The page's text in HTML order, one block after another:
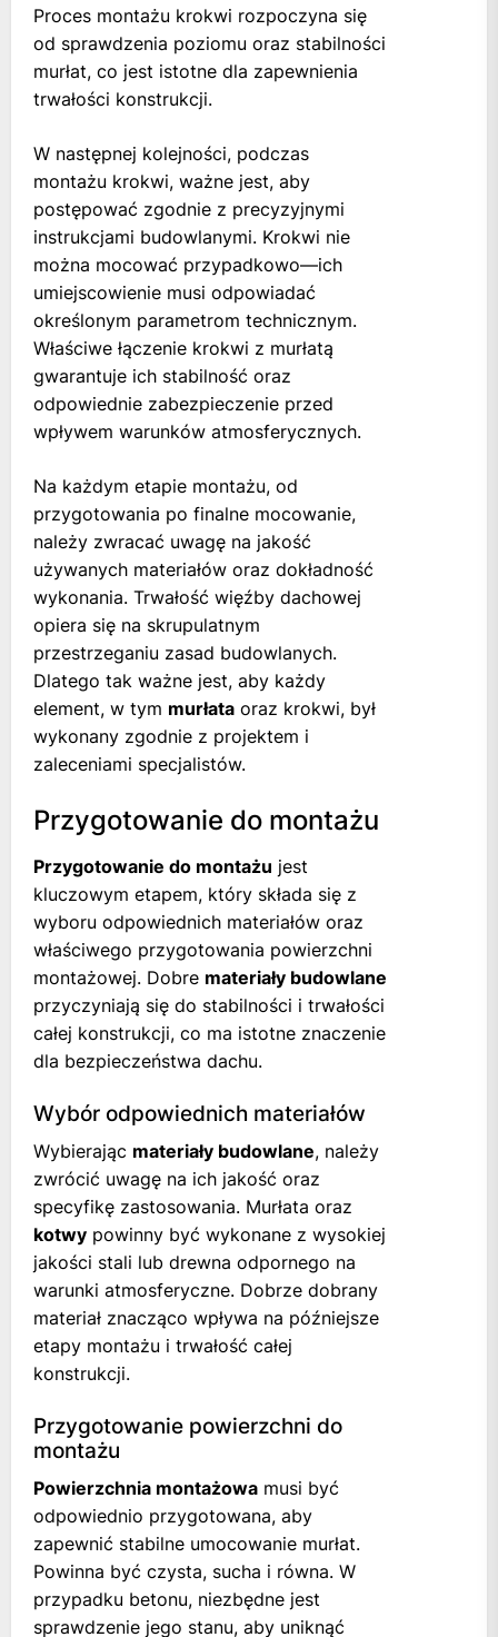
Proces montażu krokwi rozpoczyna się
od sprawdzenia poziomu oraz stabilności
murłat, co jest istotne dla zapewnienia
trwałości konstrukcji.
W następnej kolejności, podczas
montażu krokwi, ważne jest, aby
postępować zgodnie z precyzyjnymi
instrukcjami budowlanymi. Krokwi nie
można mocować przypadkowo—ich
umiejscowienie musi odpowiadać
określonym parametrom technicznym.
Właściwe łączenie krokwi z murłatą
gwarantuje ich stabilność oraz
odpowiednie zabezpieczenie przed
wpływem warunków atmosferycznych.
Na każdym etapie montażu, od
przygotowania po finalne mocowanie,
należy zwracać uwagę na jakość
używanych materiałów oraz dokładność
wykonania. Trwałość więźby dachowej
opiera się na skrupulatnym
przestrzeganiu zasad budowlanych.
Dlatego tak ważne jest, aby każdy
element, w tym murłata oraz krokwi, był
wykonany zgodnie z projektem i
zaleceniami specjalistów.
Przygotowanie do montażu
Przygotowanie do montażu jest
kluczowym etapem, który składa się z
wyboru odpowiednich materiałów oraz
właściwego przygotowania powierzchni
montażowej. Dobre materiały budowlane
przyczyniają się do stabilności i trwałości
całej konstrukcji, co ma istotne znaczenie
dla bezpieczeństwa dachu.
Wybór odpowiednich materiałów
Wybierając materiały budowlane, należy
zwrócić uwagę na ich jakość oraz
specyfikę zastosowania. Murłata oraz
kotwy powinny być wykonane z wysokiej
jakości stali lub drewna odpornego na
warunki atmosferyczne. Dobrze dobrany
materiał znacząco wpływa na późniejsze
etapy montażu i trwałość całej
konstrukcji.
Przygotowanie powierzchni do
montażu
Powierzchnia montażowa musi być
odpowiednio przygotowana, aby
zapewnić stabilne umocowanie murłat.
Powinna być czysta, sucha i równa. W
przypadku betonu, niezbędne jest
sprawdzenie jego stanu, aby uniknąć